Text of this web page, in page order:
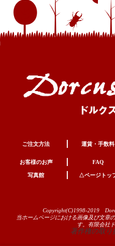
ご注文方法 運賃・手数料
お客様のお声 FAQ
写真館 △ページトッ
Copyright(C)1998-2019
当ホームページにおける画像及び文章
す。有限会社
著作権の取り